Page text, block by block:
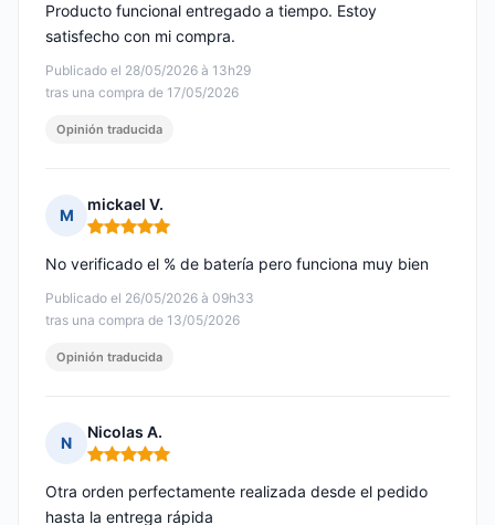
Publicado el 28/05/2026 à 13h29
tras una compra de 17/05/2026
Producto funcional entregado a tiempo. Estoy
satisfecho con mi compra.
Opinión traducida
M
mickael V.
Nota: 5 de 5
Publicado el 26/05/2026 à 09h33
tras una compra de 13/05/2026
No verificado el % de batería pero funciona muy bien
Opinión traducida
N
Nicolas A.
Nota: 5 de 5
Otra orden perfectamente realizada desde el pedido
hasta la entrega rápida